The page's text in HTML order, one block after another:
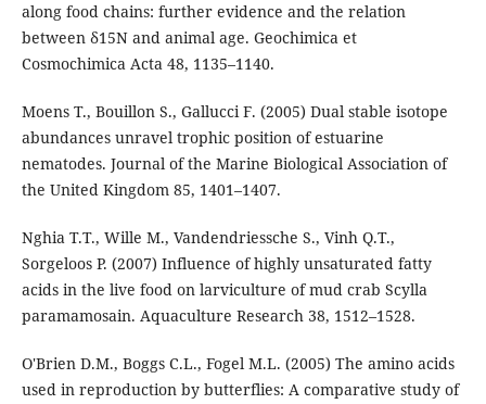
along food chains: further evidence and the relation
between δ15N and animal age. Geochimica et
Cosmochimica Acta 48, 1135–1140.
Moens T., Bouillon S., Gallucci F. (2005) Dual stable isotope
abundances unravel trophic position of estuarine
nematodes. Journal of the Marine Biological Association of
the United Kingdom 85, 1401–1407.
Nghia T.T., Wille M., Vandendriessche S., Vinh Q.T.,
Sorgeloos P. (2007) Influence of highly unsaturated fatty
acids in the live food on larviculture of mud crab Scylla
paramamosain. Aquaculture Research 38, 1512–1528.
O'Brien D.M., Boggs C.L., Fogel M.L. (2005) The amino acids
used in reproduction by butterflies: A comparative study of